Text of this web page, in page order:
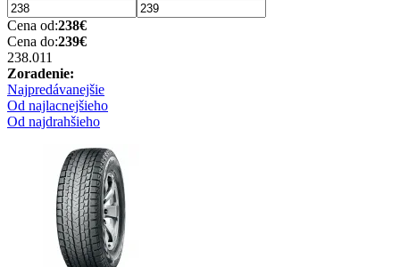
Cena od:238€
Cena do:239€
238.011
Zoradenie:
Najpredávanejšie
Od najlacnejšieho
Od najdrahšieho